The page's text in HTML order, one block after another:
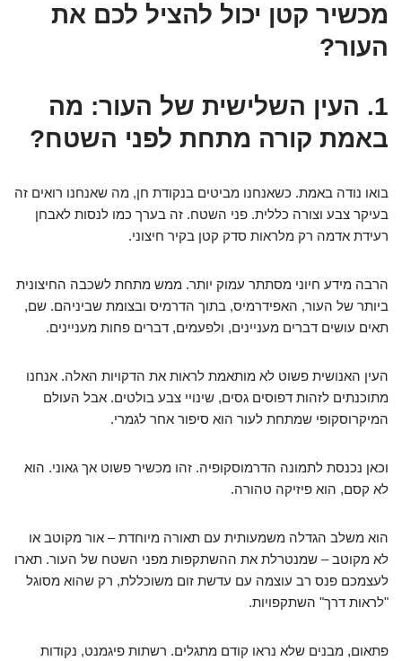
מכשיר קטן יכול להציל לכם את
העור?
1. העין השלישית של העור: מה
באמת קורה מתחת לפני השטח?
בואו נודה באמת. כשאנחנו מביטים בנקודת חן, מה שאנחנו רואים זה
בעיקר צבע וצורה כללית. פני השטח. זה בערך כמו לנסות לאבחן
רעידת אדמה רק מלראות סדק קטן בקיר חיצוני.
הרבה מידע חיוני מסתתר עמוק יותר. ממש מתחת לשכבה החיצונית
ביותר של העור, האפידרמיס, בתוך הדרמיס ובצומת שביניהם. שם,
תאים עושים דברים מעניינים, ולפעמים, דברים פחות מעניינים.
העין האנושית פשוט לא מותאמת לראות את הדקויות האלה. אנחנו
מתוכנתים לזהות דפוסים גסים, שינויי צבע בולטים. אבל העולם
המיקרוסקופי שמתחת לעור הוא סיפור אחר לגמרי.
וכאן נכנסת לתמונה הדרמוסקופיה. זהו מכשיר פשוט אך גאוני. הוא
לא קסם, הוא פיזיקה טהורה.
הוא משלב הגדלה משמעותית עם תאורה מיוחדת – אור מקוטב או
לא מקוטב – שמנטרלת את ההשתקפות מפני השטח של העור. תארו
לעצמכם פנס רב עוצמה עם עדשת זום משוכללת, רק שהוא מסוגל
"לראות דרך" השתקפויות.
פתאום, מבנים שלא נראו קודם מתגלים. רשתות פיגמנט, נקודות